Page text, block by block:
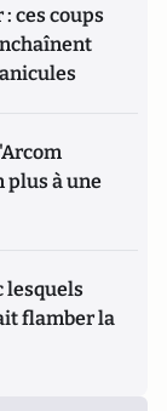
ces coups
plus à une
lesquels
flamber la